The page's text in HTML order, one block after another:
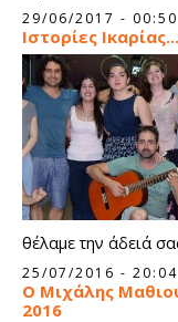
29/06/2017 - 00:50
Ιστορίες
θέλαμε την άδειά
ikariamag».
25/07/2016 - 20:04
Ο Μιχάλης
2016